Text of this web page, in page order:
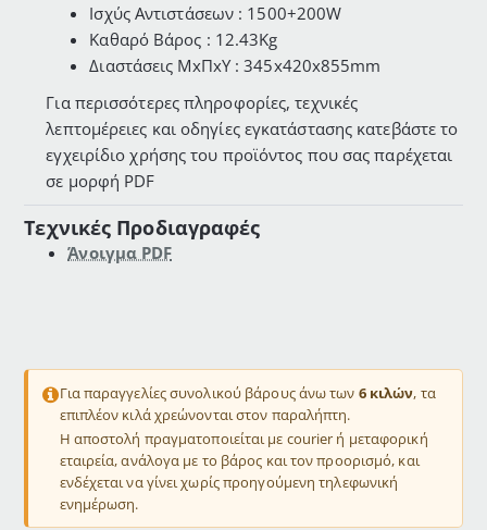
Ισχύς Aντιστάσεων : 1500+200W
Καθαρό Βάρος : 12.43Kg
Διαστάσεις ΜxΠxΥ : 345x420x855mm
Για περισσότερες πληροφορίες, τεχνικές
λεπτομέρειες και οδηγίες εγκατάστασης κατεβάστε το
εγχειρίδιο χρήσης του προϊόντος που σας παρέχεται
σε μορφή PDF
Τεχνικές Προδιαγραφές
Άνοιγμα PDF
Για παραγγελίες συνολικού βάρους άνω των 6 κιλών, τα
επιπλέον κιλά χρεώνονται στον παραλήπτη.
Η αποστολή πραγματοποιείται με courier ή μεταφορική
εταιρεία, ανάλογα με το βάρος και τον προορισμό, και
ενδέχεται να γίνει χωρίς προηγούμενη τηλεφωνική
ενημέρωση.